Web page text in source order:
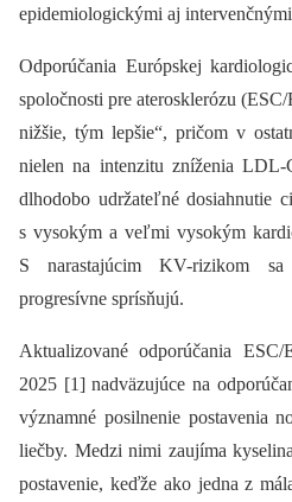
epidemiologickými aj
Odporúčania Európskej
spoločnosti pre aterosklerózu
nižšie, tým lepšie“, pričom v
nielen na intenzitu zníženia
dlhodobo udržateľné dosiahnutie
s vysokým a veľmi vysokým
S narastajúcim KV-rizikom
progresívne sprísňujú.
Aktualizované odporúčania
2025 [1] nadväzujúce na
významné posilnenie postavenia
liečby. Medzi nimi zaujíma
postavenie, keďže ako jedna z